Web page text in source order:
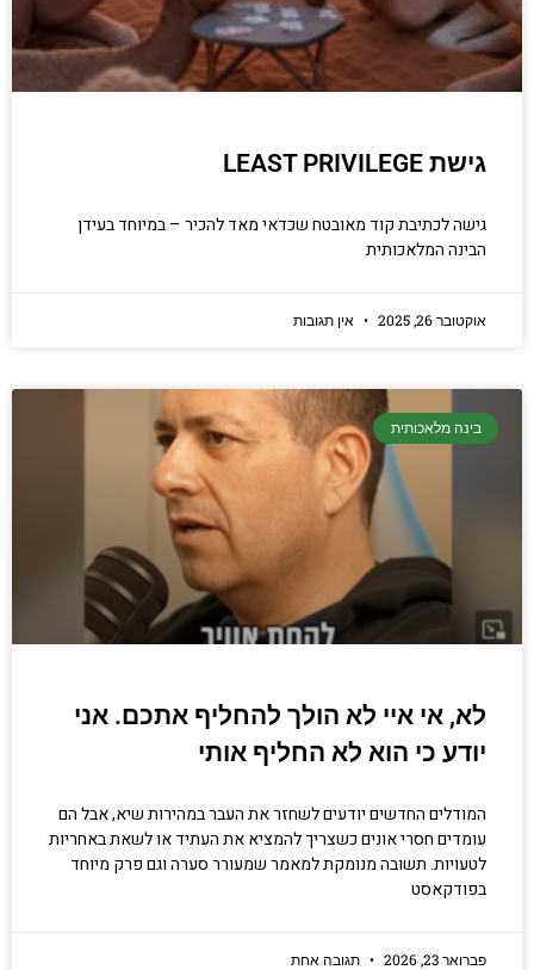
גישת LEAST PRIVILEGE
גישה לכתיבת קוד מאובטח שכדאי מאד להכיר – במיוחד בעידן
הבינה המלאכותית
אוקטובר 26, 2025 אין תגובות
בינה מלאכותית
לא, אי איי לא הולך להחליף אתכם. אני
יודע כי הוא לא החליף אותי
המודלים החדשים יודעים לשחזר את העבר במהירות שיא, אבל הם
עומדים חסרי אונים כשצריך להמציא את העתיד או לשאת באחריות
לטעויות. תשובה מנומקת למאמר שמעורר סערה וגם פרק מיוחד
בפודקאסט
פברואר 23, 2026 תגובה אחת